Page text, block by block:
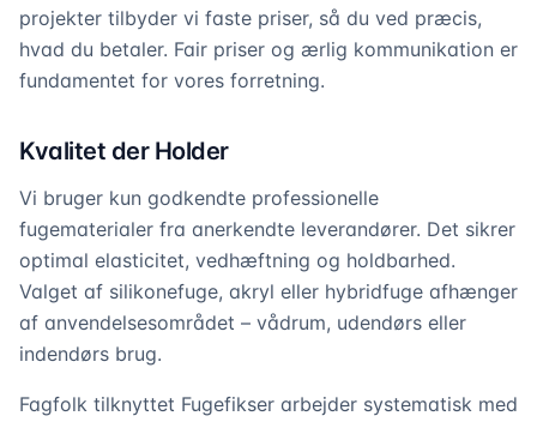
projekter tilbyder vi faste priser, så du ved præcis,
hvad du betaler. Fair priser og ærlig kommunikation er
fundamentet for vores forretning.
Kvalitet der Holder
Vi bruger kun godkendte professionelle
fugematerialer fra anerkendte leverandører. Det sikrer
optimal elasticitet, vedhæftning og holdbarhed.
Valget af silikonefuge, akryl eller hybridfuge afhænger
af anvendelsesområdet – vådrum, udendørs eller
indendørs brug.
Fagfolk tilknyttet Fugefikser arbejder systematisk med